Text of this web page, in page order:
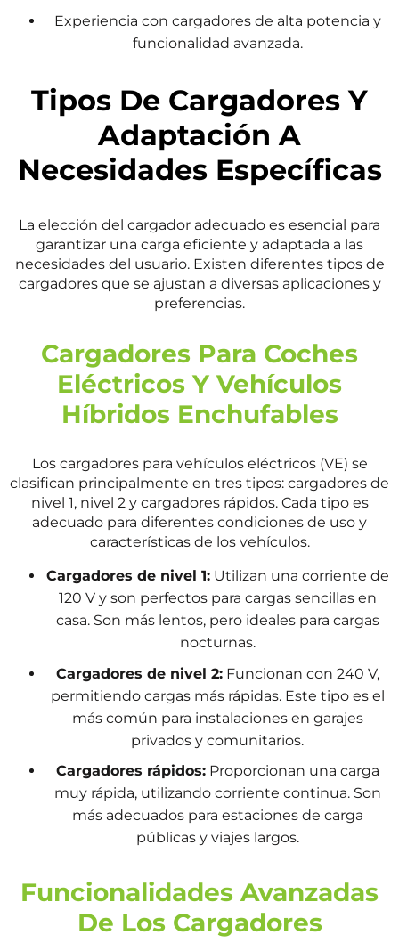
Experiencia con cargadores de alta potencia y
funcionalidad avanzada.
Tipos De Cargadores Y
Adaptación A
Necesidades Específicas
La elección del cargador adecuado es esencial para
garantizar una carga eficiente y adaptada a las
necesidades del usuario. Existen diferentes tipos de
cargadores que se ajustan a diversas aplicaciones y
preferencias.
Cargadores Para Coches
Eléctricos Y Vehículos
Híbridos Enchufables
Los cargadores para vehículos eléctricos (VE) se
clasifican principalmente en tres tipos: cargadores de
nivel 1, nivel 2 y cargadores rápidos. Cada tipo es
adecuado para diferentes condiciones de uso y
características de los vehículos.
Cargadores de nivel 1:Utilizan una corriente de
120 V y son perfectos para cargas sencillas en
casa. Son más lentos, pero ideales para cargas
nocturnas.
Cargadores de nivel 2:Funcionan con 240 V,
permitiendo cargas más rápidas. Este tipo es el
más común para instalaciones en garajes
privados y comunitarios.
Cargadores rápidos:Proporcionan una carga
muy rápida, utilizando corriente continua. Son
más adecuados para estaciones de carga
públicas y viajes largos.
Funcionalidades Avanzadas
De Los Cargadores